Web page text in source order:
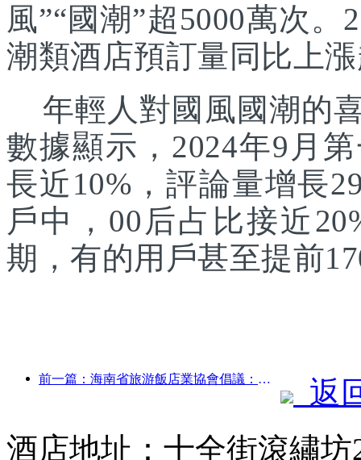
風”“國潮”超5000萬次
潮類酒店預訂量同比上
年輕人對國風國潮的
數據顯示，2024年9月
長近10%，評論量增長
戶中，00后占比接近
期，有的用戶甚至提前
前一篇：海南省旅游飯店業協會倡議：讓酒店成為受災居民臨時的避風港
返
酒店地址：十全街滾繡